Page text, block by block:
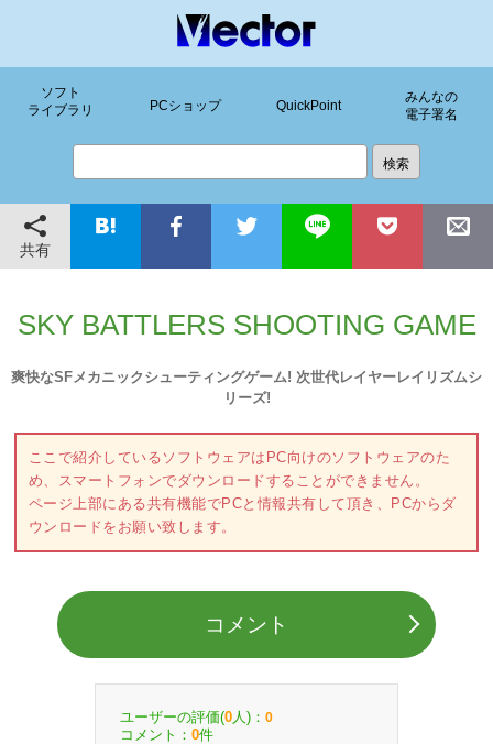
ソフト
ライブラリ
PCショップ QuickPoint
みんなの
電子署名
共有
SKY BATTLERS SHOOTING GAME
爽快なSFメカニックシューティングゲーム! 次世代レイヤーレイリズムシ
リーズ!
ここで紹介しているソフトウェアはPC向けのソフトウェアのた
め、スマートフォンでダウンロードすることができません。
ページ上部にある共有機能でPCと情報共有して頂き、PCからダ
ウンロードをお願い致します。
コメント
ユーザーの評価(0 人)： 0
コメント： 0件